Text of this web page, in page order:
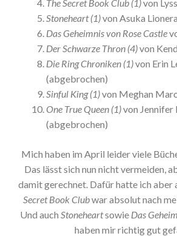
The Secret Book Club (1)von
Stoneheart (1)von Asuka Lionera
Das Geheimnis von Rose Castle
Der Schwarze Thron (4)von
Die Ring Chroniken (1)von Erin
(abgebrochen)
Sinful King (1)von Meghan
One True Queen (1)von Jennifer
(abgebrochen)
Mich haben im April leider viele
Das lässt sich nun nicht vermeiden,
damit gerechnet. Dafür hatte ich aber
Secret Book Clubwar absolut nach
Und auch Stoneheartsowie Das
haben mir richtig gut